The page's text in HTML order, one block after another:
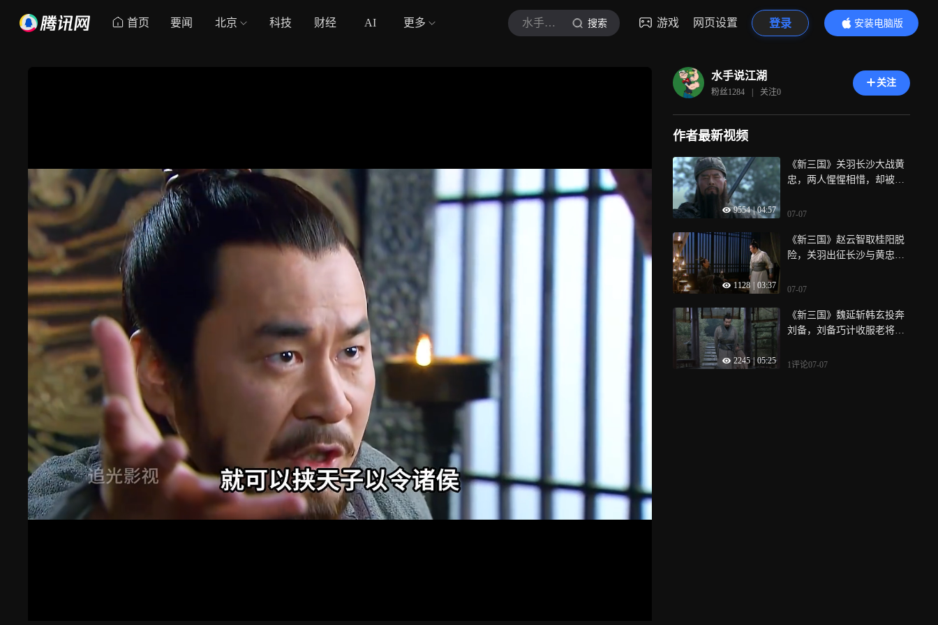
首页 要闻 北京 科技 财经 AI 更多 水手说江湖 搜索 游戏 网页设置 登录
安装电脑版
内容更精彩
水手说江湖
粉丝1284 | 关注0
关注
作者最新视频
9554 | 04:57
《新三国》关羽长沙大战黄
忠，两人惺惺相惜，却被韩
07-07
1128 03:37
《新三国》赵云智取桂阳脱
险，关羽出征长沙与黄忠对
07-07
2245 | 05:25
《新三国》魏延斩韩玄投奔
刘备，刘备巧计收服老将黄
1评论07-07